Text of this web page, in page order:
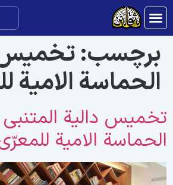
برچسب:تخمیس
الحماسة الامیة
دالیة
الامیة للمعرّی